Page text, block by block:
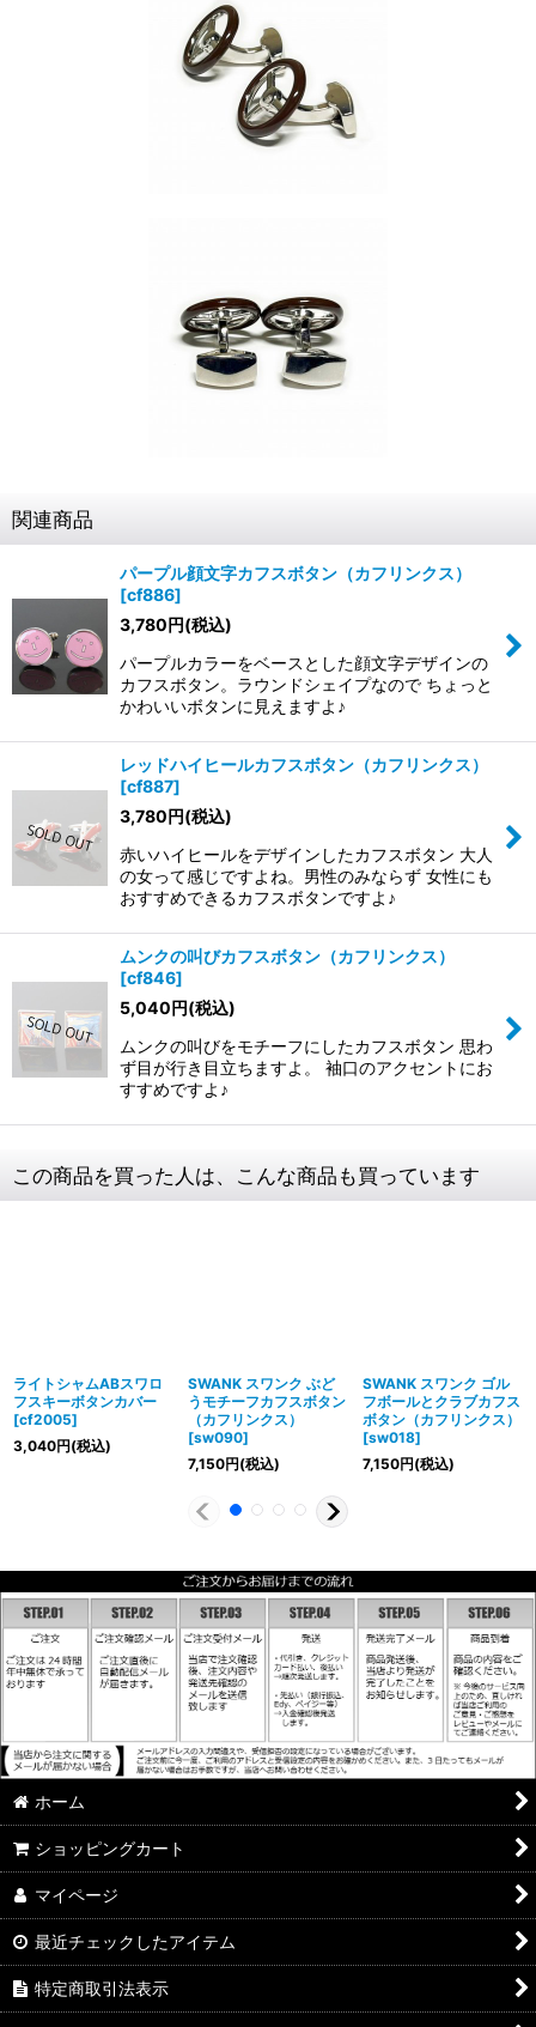
関連商品
パープル顔文字カフスボタン（カフリンクス）
[cf886]
3,780円(税込)
パープルカラーをベースとした顔文字デザインの
カフスボタン。ラウンドシェイプなので ちょっと
かわいいボタンに見えますよ♪
レッドハイヒールカフスボタン（カフリンクス）
[cf887]
3,780円(税込)
赤いハイヒールをデザインしたカフスボタン 大人
の女って感じですよね。男性のみならず 女性にも
おすすめできるカフスボタンですよ♪
ムンクの叫びカフスボタン（カフリンクス）
[cf846]
5,040円(税込)
ムンクの叫びをモチーフにしたカフスボタン 思わ
ず目が行き目立ちますよ。 袖口のアクセントにお
すすめですよ♪
この商品を買った人は、こんな商品も買っています
ライトシャムABスワロ
フスキーボタンカバー
[cf2005]
3,040円(税込)
SWANK スワンク ぶど
うモチーフカフスボタン
（カフリンクス）
[sw090]
7,150円(税込)
SWANK スワンク ゴル
フボールとクラブカフス
ボタン（カフリンクス）
[sw018]
7,150円(税込)
ホーム
ショッピングカート
マイページ
最近チェックしたアイテム
特定商取引法表示